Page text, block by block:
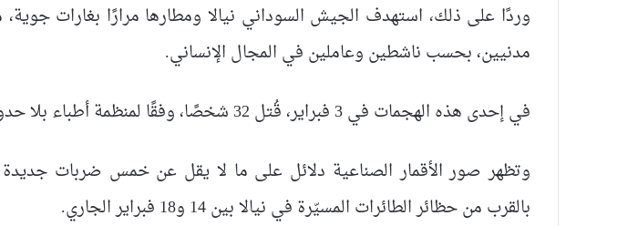
وردًا على ذلك، استهدف الجيش السوداني نيالا ومطارها مرارًا بغارات
مدنيين، بحسب ناشطين وعاملين في المجال الإنساني.
في إحدى هذه الهجمات في 3 فبراير، قُتل 32 شخصًا، وفقًا لمنظمة أطباء بلا حدود.
وتظهر صور الأقمار الصناعية دلائل على ما لا يقل عن خمس ضربات
بالقرب من حظائر الطائرات المسيّرة في نيالا بين 14 و18 فبراير الجاري.